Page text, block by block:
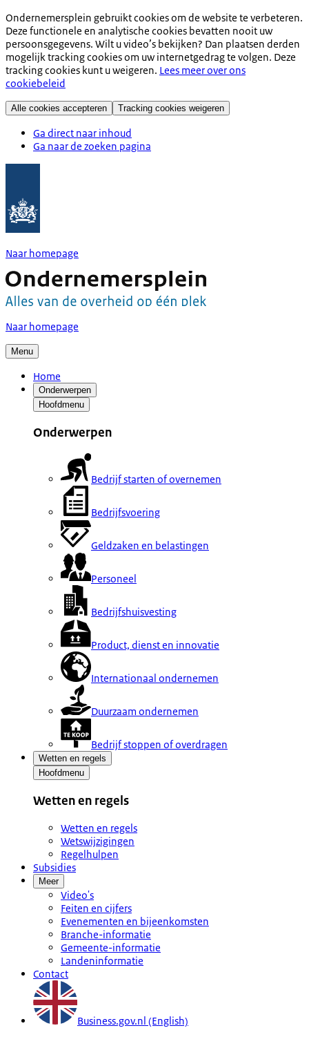
Ondernemersplein gebruikt cookies om de website te verbeteren.
Deze functionele en analytische cookies bevatten nooit uw
persoonsgegevens. Wilt u video’s bekijken? Dan plaatsen derden
mogelijk tracking cookies om uw internetgedrag te volgen. Deze
tracking cookies kunt u weigeren. Lees meer over ons
cookiebeleid
Alle cookies accepteren Tracking cookies weigeren
Ga direct naar inhoud
Ga naar de zoeken pagina
Naar homepage
Naar homepage
Menu
Home
Onderwerpen
Hoofdmenu
Onderwerpen
Bedrijf starten of overnemen
Bedrijfsvoering
Geldzaken en belastingen
Personeel
Bedrijfshuisvesting
Product, dienst en innovatie
Internationaal ondernemen
Duurzaam ondernemen
Bedrijf stoppen of overdragen
Wetten en regels
Hoofdmenu
Wetten en regels
Wetten en regels
Wetswijzigingen
Regelhulpen
Subsidies
Meer
Video's
Feiten en cijfers
Evenementen en bijeenkomsten
Branche-informatie
Gemeente-informatie
Landeninformatie
Contact
Business.gov.nl (English)